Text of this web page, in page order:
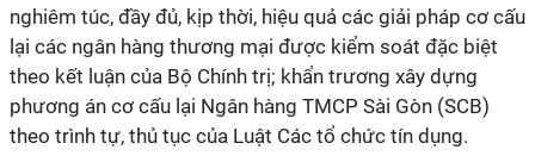
nghiêm túc, đầy đủ, kịp thời, hiệu quả các giải pháp cơ cấu
lại các ngân hàng thương mại được kiểm soát đặc biệt
theo kết luận của Bộ Chính trị; khẩn trương xây dựng
phương án cơ cấu lại Ngân hàng TMCP Sài Gòn (SCB)
theo trình tự, thủ tục của Luật Các tổ chức tín dụng.